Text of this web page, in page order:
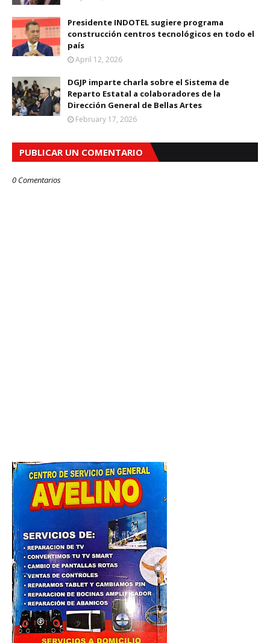
Presidente INDOTEL sugiere programa
construcción centros tecnológicos en todo el
país
April 12, 2026
DGJP imparte charla sobre el Sistema de
Reparto Estatal a colaboradores de la
Dirección General de Bellas Artes
February 17, 2026
PUBLICAR UN COMENTARIO
0 Comentarios